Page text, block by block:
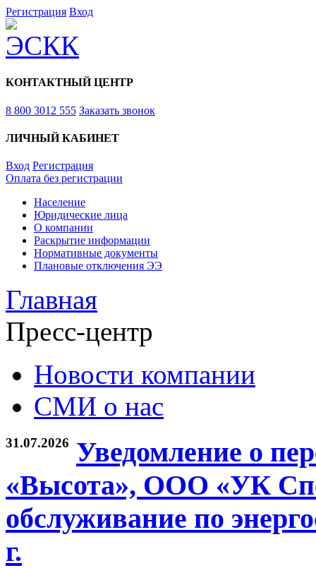
Регистрация Вход
КОНТАКТНЫЙ ЦЕНТР
8 800 3012 555 Заказать звонок
ЛИЧНЫЙ КАБИНЕТ
Вход Регистрация
Оплата без регистрации
Население
Юридические лица
О компании
Раскрытие информации
Нормативные документы
Плановые отключения ЭЭ
Главная
Пресс-центр
Новости компании
СМИ о нас
31.07.2026 Уведомление о
«Высота», ООО «УК
обслуживание по
г.